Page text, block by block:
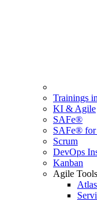
Trainings
KI & Agile
SAFe®
SAFe® for
Scrum
DevOps
Kanban
Agile Tools